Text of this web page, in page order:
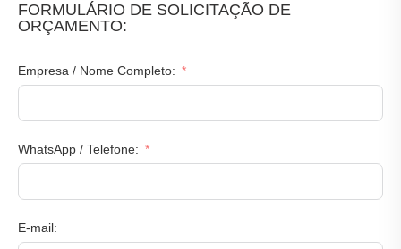
FORMULÁRIO DE SOLICITAÇÃO DE
ORÇAMENTO:
Empresa / Nome Completo:
WhatsApp / Telefone:
E-mail: